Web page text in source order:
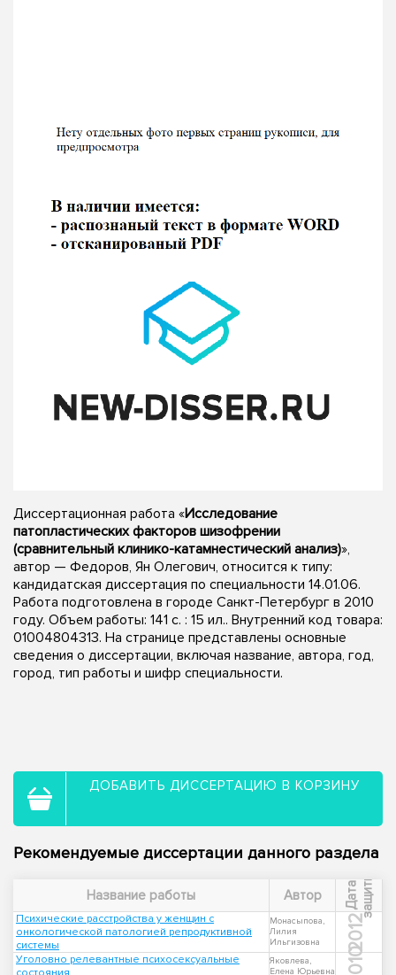
Диссертационная работа «Исследование
патопластических факторов шизофрении
(сравнительный клинико-катамнестический анализ)»,
автор — Федоров, Ян Олегович, относится к типу:
кандидатская диссертация по специальности 14.01.06.
Работа подготовлена в городе Санкт-Петербург в 2010
году. Объем работы: 141 с. : 15 ил.. Внутренний код товара:
01004804313. На странице представлены основные
сведения о диссертации, включая название, автора, год,
город, тип работы и шифр специальности.
ДОБАВИТЬ ДИССЕРТАЦИЮ В КОРЗИНУ
Рекомендуемые диссертации данного раздела
Название работы Автор Д
а
т
а
з
а
щ
и
т ы
Психические расстройства у женщин с
онкологической патологией репродуктивной
системы
Монасыпова,
Лилия
Ильгизовна
2012
Уголовно релевантные психосексуальные
Яковлева,
Елена Юрьевна
2010